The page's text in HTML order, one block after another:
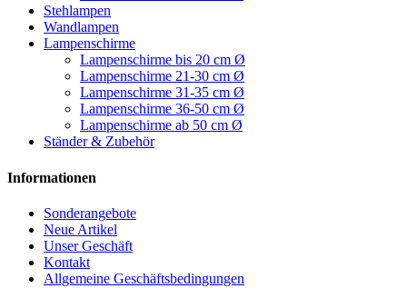
Stehlampen
Wandlampen
Lampenschirme
Lampenschirme bis 20 cm Ø
Lampenschirme 21-30 cm Ø
Lampenschirme 31-35 cm Ø
Lampenschirme 36-50 cm Ø
Lampenschirme ab 50 cm Ø
Ständer & Zubehör
Informationen
Sonderangebote
Neue Artikel
Unser Geschäft
Kontakt
Allgemeine Geschäftsbedingungen